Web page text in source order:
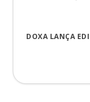
DOXA LANÇA